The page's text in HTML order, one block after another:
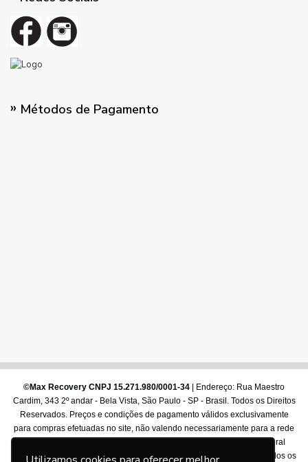
Métodos de Pagamento
©Max Recovery CNPJ 15.271.980/0001-34 | Endereço: Rua Maestro
Cardim, 343 2º andar - Bela Vista, São Paulo - SP - Brasil. Todos os Direitos
Reservados. Preços e condições de pagamento válidos exclusivamente
para compras efetuadas no site, não valendo necessariamente para a rede
de lojas físicas. Diretrizes e formas de pagamento conforme lei federal
13455/2017. As imagens dos produtos são meramente ilustrativas. Todos os